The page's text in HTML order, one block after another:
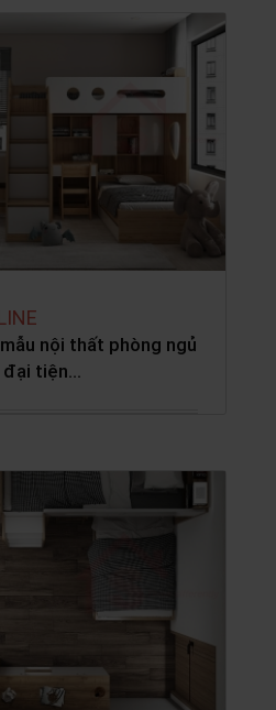
nội thất phòng ngủ
đại tiện…